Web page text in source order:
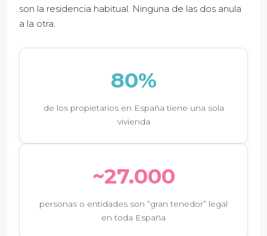
son la residencia habitual. Ninguna de las dos anula
a la otra.
80%
de los propietarios en España tiene una sola
vivienda
~27.000
personas o entidades son “gran tenedor” legal
en toda España